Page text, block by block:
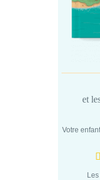
et
Votre